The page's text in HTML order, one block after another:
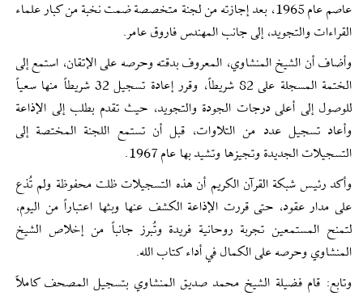
عاصم عام 1965، بعد إجازته من لجنة متخصصة ضمت نخبة من كبار علماء
القراءات والتجويد، إلى جانب المهندس فاروق عامر.
وأضاف أن الشيخ المنشاوي، المعروف بدقته وحرصه على الإتقان، استمع إلى
الختمة المسجلة على 82 شريطاً، وقرر إعادة تسجيل 32 شريطاً منها سعياً
للوصول إلى أعلى درجات الجودة والتجويد، حيث تقدم بطلب إلى الإذاعة
وأعاد تسجيل عدد من التلاوات، قبل أن تستمع اللجنة المختصة إلى
التسجيلات الجديدة وتجيزها وتشيد بها عام 1967.
وأكد رئيس شبكة القرآن الكريم أن هذه التسجيلات ظلت محفوظة ولم تُذع
على مدار عقود، حتى قررت الإذاعة الكشف عنها وبثها اعتباراً من اليوم،
لتمنح المستمعين تجربة روحانية فريدة وتُبرز جانباً من إخلاص الشيخ
المنشاوي وحرصه على الكمال في أداء كتاب الله.
وتابع: قام فضيلة الشيخ محمد صديق المنشاوي بتسجيل المصحف كاملاً